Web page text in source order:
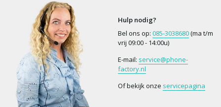
Hulp nodig?
Bel ons op: 085-3038680(ma t/m
vrij 09:00 - 14:00u)
E-mail: service@phone-
factory.nl
Of bekijk onze servicepagina